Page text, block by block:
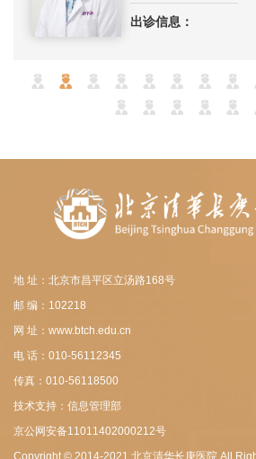
出诊信息：
地 址：北京市昌平区立汤路168号
邮 编：102218
网 址：www.btch.edu.cn
电 话：010-56112345
传真：010-56118500
技术支持：信息管理部
京公网安备11011402000212号